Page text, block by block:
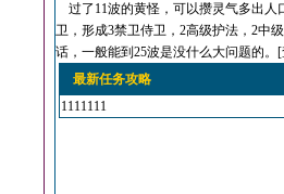
过了11波的黄怪，可以攒灵气多出人
卫，形成3禁卫侍卫，2高级护法，2中
话，一般能到25波是没什么大问题的。[
最新任务攻略
1111111